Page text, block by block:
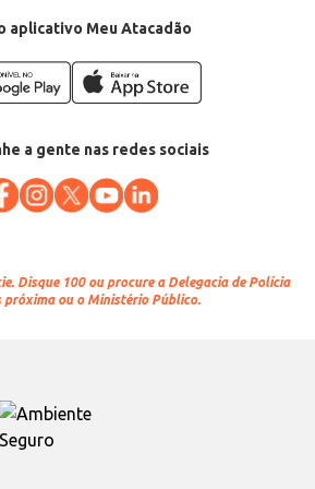
aplicativo Meu Atacadão
a gente nas redes sociais
Disque 100 ou procure a Delegacia de Polícia
próxima ou o Ministério Público.